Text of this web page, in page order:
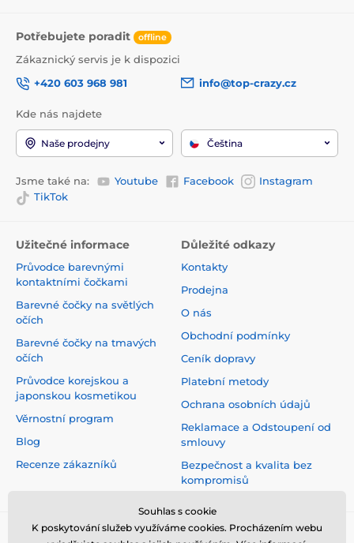
Potřebujete poradit offline
Zákaznický servis je k dispozici
+420 603 968 981
info@top-crazy.cz
Kde nás najdete
Naše prodejny Čeština
Jsme také na: Youtube Facebook
Instagram
TikTok
Užitečné informace
Průvodce barevnými
kontaktními čočkami
Barevné čočky na světlých
očích
Barevné čočky na tmavých
očích
Průvodce korejskou a
japonskou kosmetikou
Věrnostní program
Blog
Recenze zákazníků
Důležité odkazy
Kontakty
Prodejna
O nás
Obchodní podmínky
Ceník dopravy
Platební metody
Ochrana osobních údajů
Reklamace a Odstoupení od
smlouvy
Bezpečnost a kvalita bez
kompromisů
Souhlas s cookie
K poskytování služeb využíváme cookies. Procházením webu